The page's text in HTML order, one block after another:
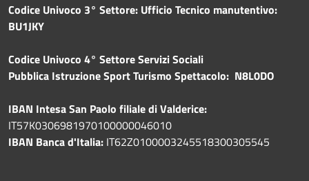
Codice Univoco 3° Settore: Ufficio Tecnico manutentivo:
BU1JKY
Codice Univoco 4° Settore Servizi Sociali
Pubblica Istruzione Sport Turismo Spettacolo: N8L0DO
IBAN Intesa San Paolo filiale di Valderice:
IT57K0306981970100000046010
IBAN Banca d'Italia: IT62Z0100003245518300305545